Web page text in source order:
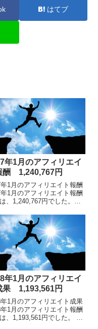
はてブ
年1月のアフィリエイ
酬 1,240,767円
1月のアフィリエイト報酬
1月のアフィリエイト報酬
、1,240,767円でした。累
をスタートしてから毎月の
の推移及び累計報酬額のグ
年1月のアフィリエイ
果 1,193,561円
1月のアフィリエイト成果
1月のアフィリエイト報酬
、1,193,561円でした。 各